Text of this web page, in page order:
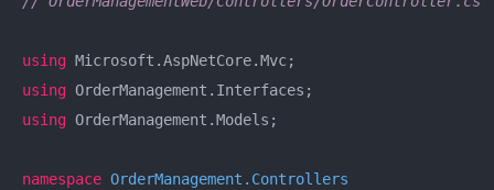
using
using
using OrderManagement.Models;
namespace OrderManagement.Controllers